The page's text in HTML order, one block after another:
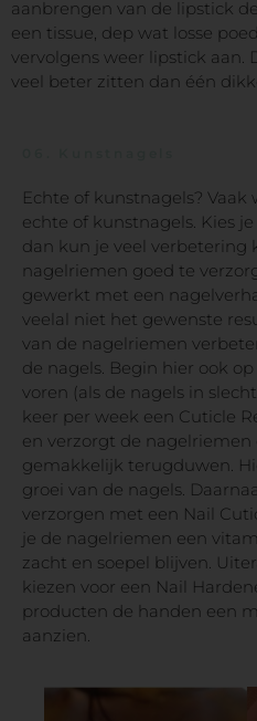
aanbrengen van de lipstick
een tissue, dep wat losse
vervolgens weer lipstick aan.
veel beter zitten dan één
Echte of kunstnagels?
echte of kunstnagels. Kies
dan kun je veel verbetering
nagelriemen goed te
gewerkt met een
veelal niet het gewenste
van de nagelriemen
de nagels. Begin hier ook
voren (als de nagels in
keer per week een Cuticle
en verzorgt de
gemakkelijk terugduwen.
groei van de nagels.
verzorgen met een Nail
je de nagelriemen een
zacht en soepel blijven.
kiezen voor een Nail
producten de handen een
aanzien.